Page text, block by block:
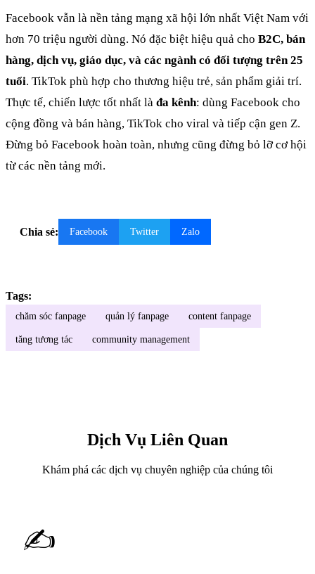
Facebook vẫn là nền tảng mạng xã hội lớn nhất Việt Nam với
hơn 70 triệu người dùng. Nó đặc biệt hiệu quả cho B2C, bán
hàng, dịch vụ, giáo dục, và các ngành có đối tượng trên 25
tuổi. TikTok phù hợp cho thương hiệu trẻ, sản phẩm giải trí.
Thực tế, chiến lược tốt nhất là đa kênh: dùng Facebook cho
cộng đồng và bán hàng, TikTok cho viral và tiếp cận gen Z.
Đừng bỏ Facebook hoàn toàn, nhưng cũng đừng bỏ lỡ cơ hội
từ các nền tảng mới.
Chia sẻ: Facebook Twitter Zalo
Tags:
chăm sóc fanpage quản lý fanpage content fanpage
tăng tương tác community management
Dịch Vụ Liên Quan
Khám phá các dịch vụ chuyên nghiệp của chúng tôi
✍️